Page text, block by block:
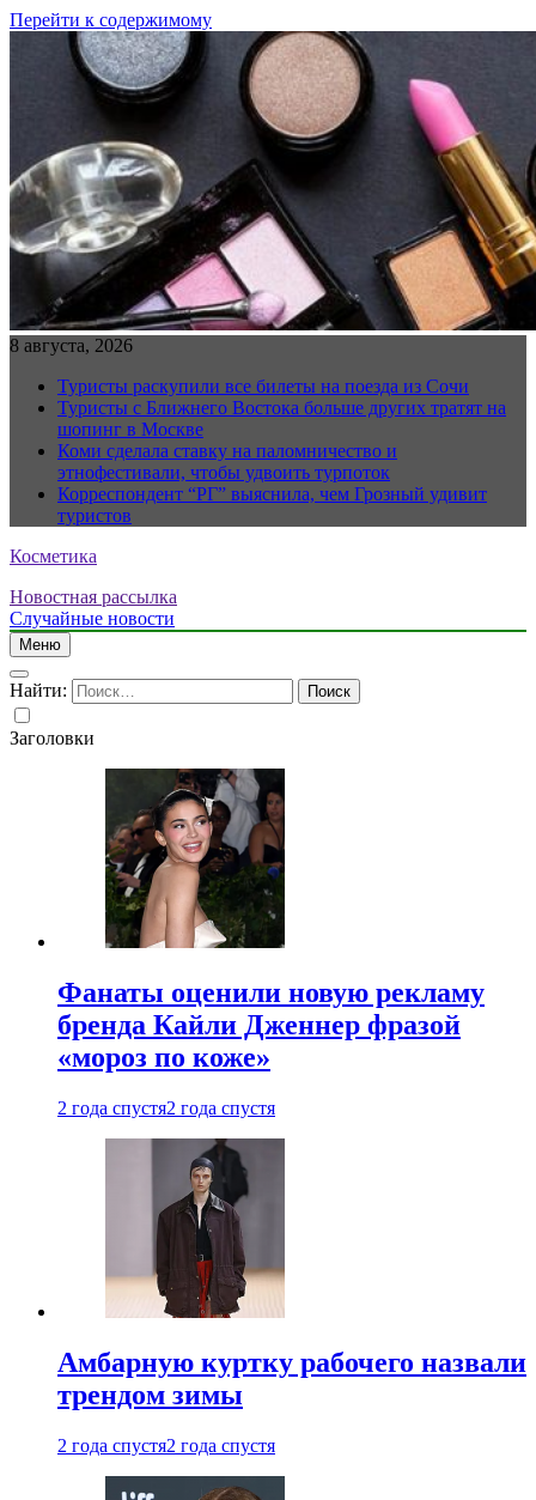
Перейти к содержимому
8 августа, 2026
Туристы раскупили все билеты на поезда из Сочи
Туристы с Ближнего Востока больше других тратят на
шопинг в Москве
Коми сделала ставку на паломничество и
этнофестивали, чтобы удвоить турпоток
Корреспондент “РГ” выяснила, чем Грозный удивит
туристов
Косметика
Новостная рассылка
Случайные новости
Меню
Найти:
Заголовки
Фанаты оценили новую рекламу
бренда Кайли Дженнер фразой
«мороз по коже»
2 года спустя2 года спустя
Амбарную куртку рабочего назвали
трендом зимы
2 года спустя2 года спустя